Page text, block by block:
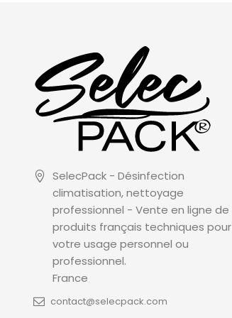
SelecPack - Désinfection
climatisation, nettoyage
professionnel - Vente en ligne de
produits français techniques pour
votre usage personnel ou
professionnel.
France
contact@selecpack.com